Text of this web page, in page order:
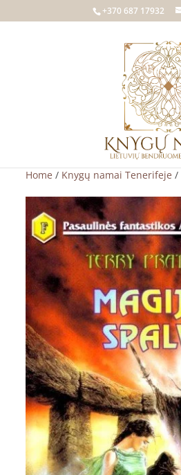
+370 687 17932
Home / Knygų namai Tenerifeje /